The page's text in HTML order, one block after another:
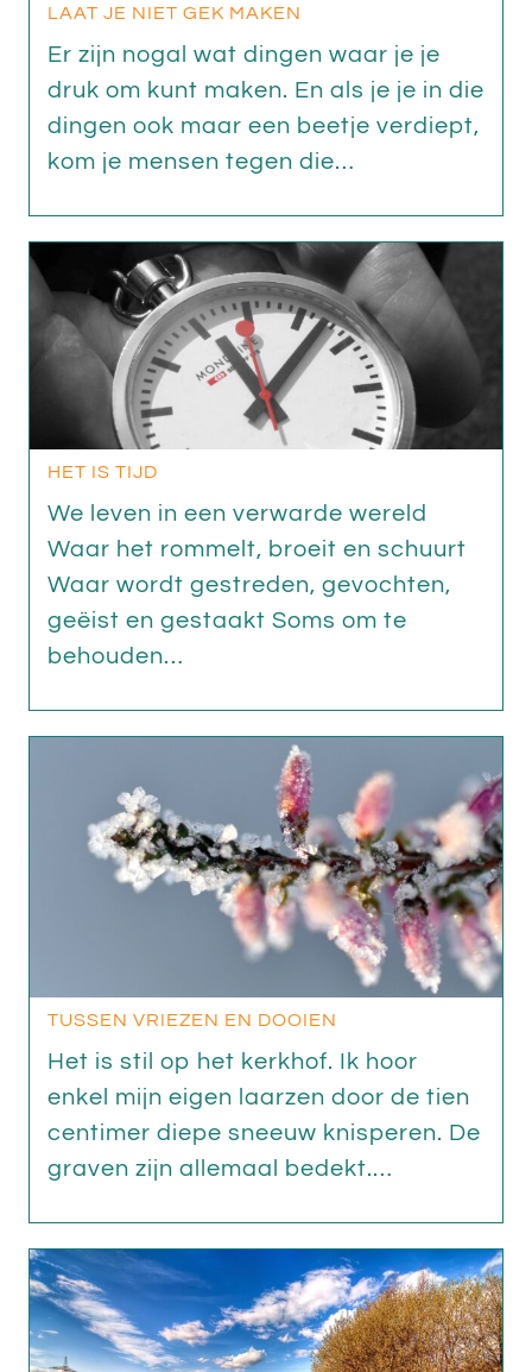
LAAT JE NIET GEK MAKEN
Er zijn nogal wat dingen waar je je
druk om kunt maken. En als je je in die
dingen ook maar een beetje verdiept,
kom je mensen tegen die…
HET IS TIJD
We leven in een verwarde wereld
Waar het rommelt, broeit en schuurt
Waar wordt gestreden, gevochten,
geëist en gestaakt Soms om te
behouden…
TUSSEN VRIEZEN EN DOOIEN
Het is stil op het kerkhof. Ik hoor
enkel mijn eigen laarzen door de tien
centimer diepe sneeuw knisperen. De
graven zijn allemaal bedekt.…